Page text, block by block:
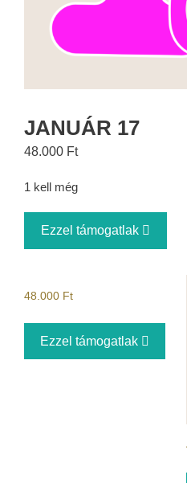
JANUÁR 17
48.000 Ft
1 kell még
Ezzel támogatlak
48.000 Ft
Ezzel támogatlak